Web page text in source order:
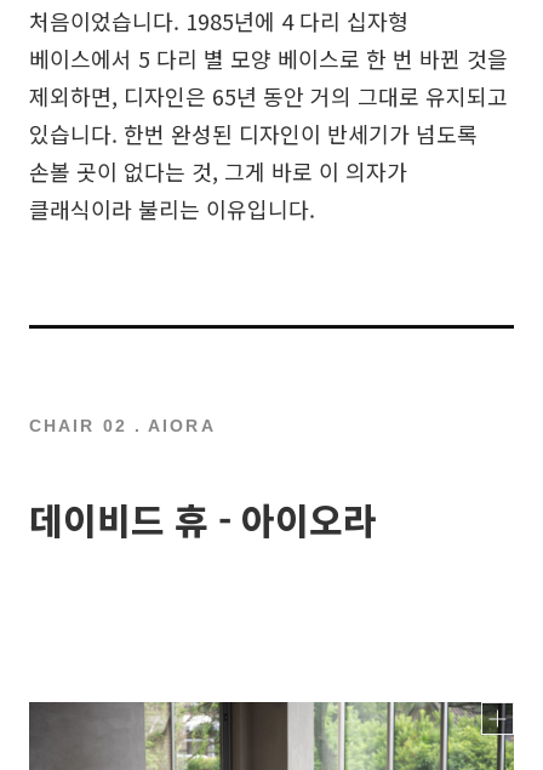
처음이었습니다. 1985년에 4 다리 십자형
베이스에서 5 다리 별 모양 베이스로 한 번 바뀐 것을
제외하면, 디자인은 65년 동안 거의 그대로 유지되고
있습니다. 한번 완성된 디자인이 반세기가 넘도록
손볼 곳이 없다는 것, 그게 바로 이 의자가
클래식이라 불리는 이유입니다.
CHAIR 02 . AIORA
데이비드 휴 - 아이오라